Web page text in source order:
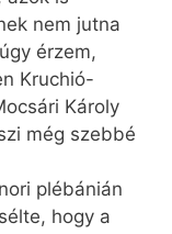
nem jutna
érzem,
Kruchió-
Károly
még szebbé
plébánián
hogy a